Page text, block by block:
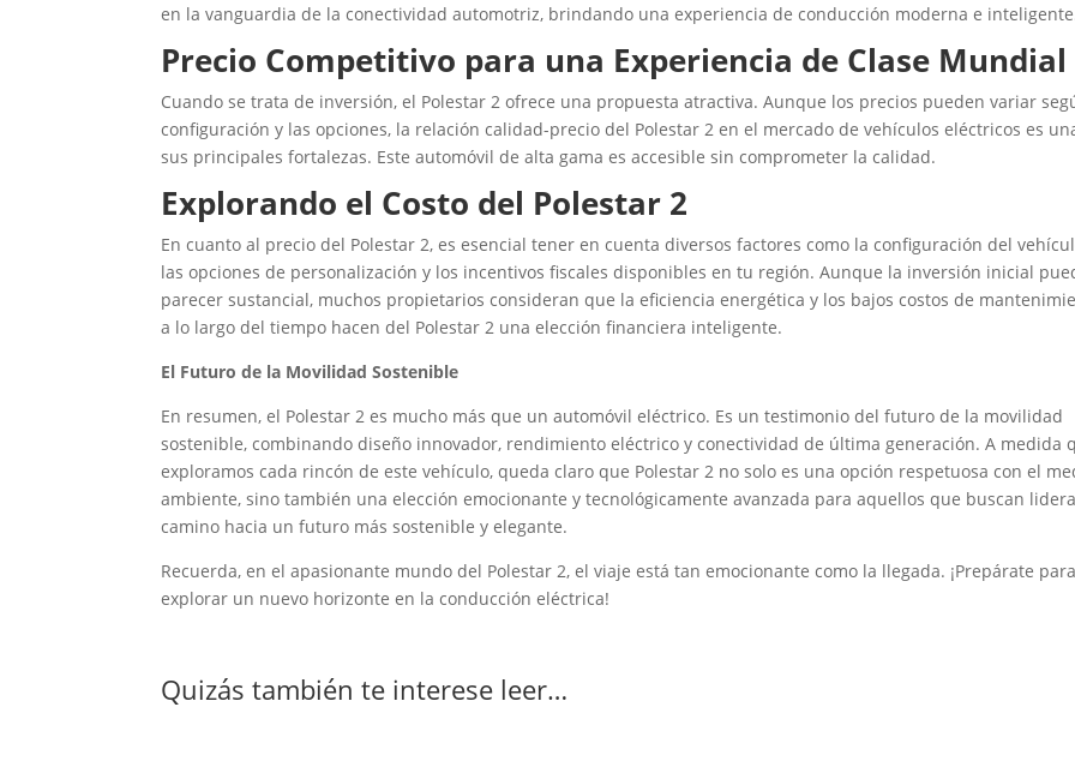
en la vanguardia de la conectividad automotriz, brindando una experiencia de conducción moderna e
Precio Competitivo para una Experiencia de Clase Mundial
Cuando se trata de inversión, el Polestar 2 ofrece una propuesta atractiva. Aunque los precios pueden variar
configuración y las opciones, la relación calidad-precio del Polestar 2 en el mercado de vehículos eléctricos es
sus principales fortalezas. Este automóvil de alta gama es accesible sin comprometer la calidad.
Explorando el Costo del Polestar 2
En cuanto al precio del Polestar 2, es esencial tener en cuenta diversos factores como la configuración del
las opciones de personalización y los incentivos fiscales disponibles en tu región. Aunque la inversión inicial
parecer sustancial, muchos propietarios consideran que la eficiencia energética y los bajos costos de
a lo largo del tiempo hacen del Polestar 2 una elección financiera inteligente.
El Futuro de la Movilidad Sostenible
En resumen, el Polestar 2 es mucho más que un automóvil eléctrico. Es un testimonio del futuro de la movilidad
sostenible, combinando diseño innovador, rendimiento eléctrico y conectividad de última generación. A medida
exploramos cada rincón de este vehículo, queda claro que Polestar 2 no solo es una opción respetuosa con el
ambiente, sino también una elección emocionante y tecnológicamente avanzada para aquellos que buscan
camino hacia un futuro más sostenible y elegante.
Recuerda, en el apasionante mundo del Polestar 2, el viaje está tan emocionante como la llegada. ¡Prepárate para
explorar un nuevo horizonte en la conducción eléctrica!
Quizás también te interese leer…